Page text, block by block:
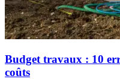
Budget travaux : 10
coûts